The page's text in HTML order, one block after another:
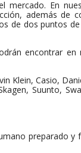
mercado. En
además de
de dos puntos
encontrar en
Klein, Casio,
Suunto,
preparado y